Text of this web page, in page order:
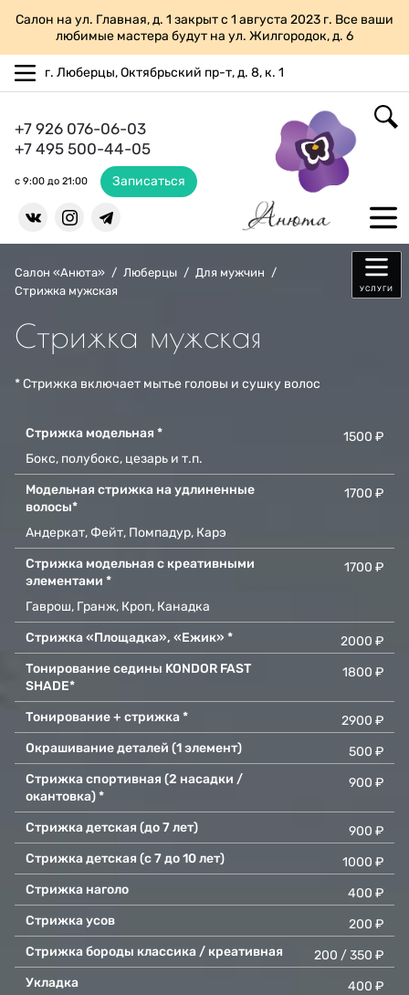
Салон на ул. Главная, д. 1 закрыт с 1 августа 2023 г. Все ваши
любимые мастера будут на ул. Жилгородок, д. 6
г. Люберцы, Октябрьский пр-т, д. 8, к. 1
+7 926 076-06-03
+7 495 500-44-05
с 9:00 до 21:00 Записаться
УСЛУГИ
Салон «Анюта» / Люберцы / Для мужчин /
Стрижка мужская
Стрижка мужская
* Стрижка включает мытье головы и сушку волос
Стрижка модельная *
1500 ₽
Бокс, полубокс, цезарь и т.п.
Модельная стрижка на удлиненные
волосы*
1700 ₽
Андеркат, Фейт, Помпадур, Карэ
Стрижка модельная с креативными
элементами *
1700 ₽
Гаврош, Гранж, Кроп, Канадка
Стрижка «Площадка», «Ежик» *
2000 ₽
Тонирование седины KONDOR FAST
SHADE*
1800 ₽
Тонирование + стрижка *
2900 ₽
Окрашивание деталей (1 элемент)
500 ₽
Стрижка спортивная (2 насадки /
окантовка) *
900 ₽
Стрижка детская (до 7 лет)
900 ₽
Стрижка детская (с 7 до 10 лет)
1000 ₽
Стрижка наголо
400 ₽
Стрижка усов
200 ₽
Стрижка бороды классика / креативная
200 / 350 ₽
Укладка
400 ₽